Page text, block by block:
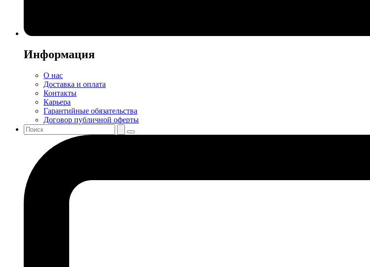
Информация
О нас
Доставка и оплата
Контакты
Карьера
Гарантийные обязательства
Договор публичной оферты